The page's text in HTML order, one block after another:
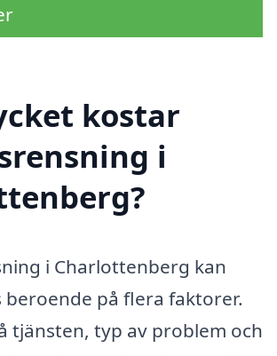
kostar
i
i Charlottenberg kan
beroende på flera faktorer.
tjänsten, typ av problem och